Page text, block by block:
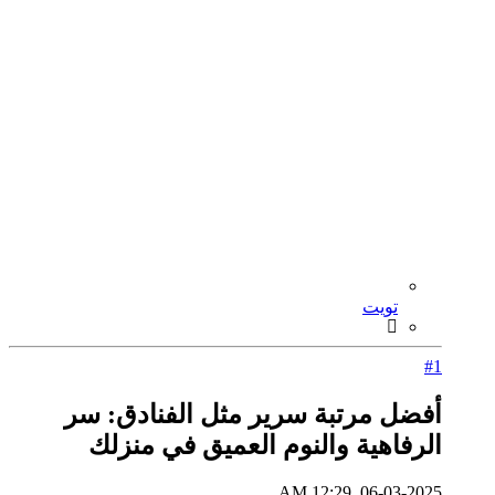
تويت
#1
أفضل مرتبة سرير مثل الفنادق: سر
الرفاهية والنوم العميق في منزلك